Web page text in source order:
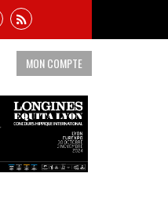
MON COMPTE